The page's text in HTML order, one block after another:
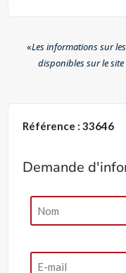
«Les informations sur
disponibles sur le
Référence : 33646
Demande